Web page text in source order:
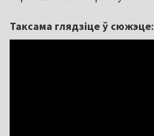
Таксама глядзіце ў сюжэце: